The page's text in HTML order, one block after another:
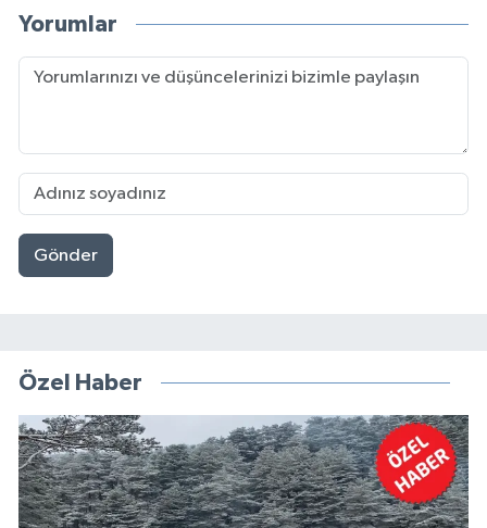
Yorumlar
Gönder
Özel Haber